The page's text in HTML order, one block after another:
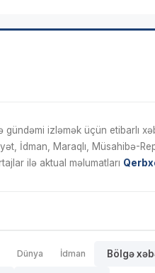
izləmək üçün etibarlı
İdman, Maraqlı, Müsahibə-
ilə aktual məlumatları
Dünya İdman Bölgə